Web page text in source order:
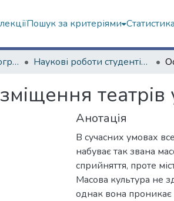
Пошук за критеріями Статистика
Факультет геології, географіії, рекреації і туризму Наукові роботи студентів та аспірантів. Факультет геології, географіії, рекреації і туризму
театрів
Анотація
В сучасних умовах
набуває так звана
сприйняття, проте
Масова культура не
однак вона проникає